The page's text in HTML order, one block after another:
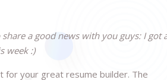
a good news with you guys: I got
week :)
for your great resume builder. The